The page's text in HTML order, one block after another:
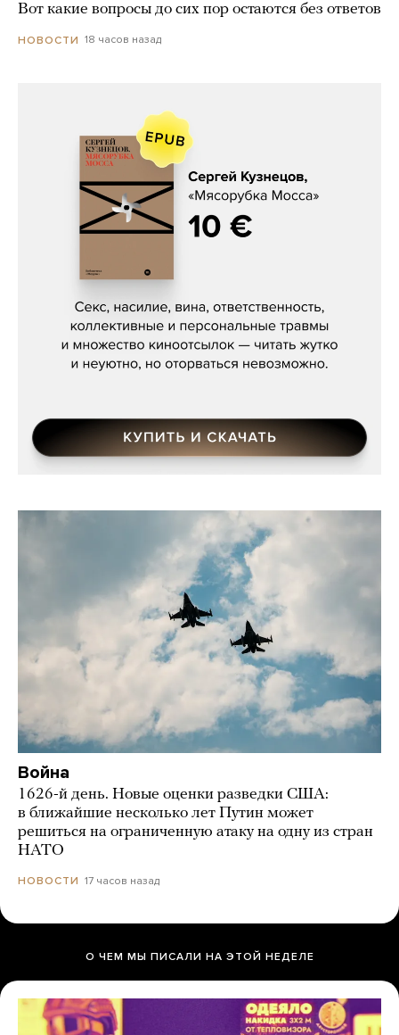
Вот какие вопросы до сих пор остаются без ответов
НОВОСТИ 18 часов назад
Сергей Кузнецов, «Мясорубка
Война
1626-й день. Новые оценки разведки США:
в ближайшие несколько лет Путин может
решиться на ограниченную атаку на одну из стран
НАТО
НОВОСТИ 17 часов назад
О ЧЕМ МЫ ПИСАЛИ НА ЭТОЙ НЕДЕЛЕ